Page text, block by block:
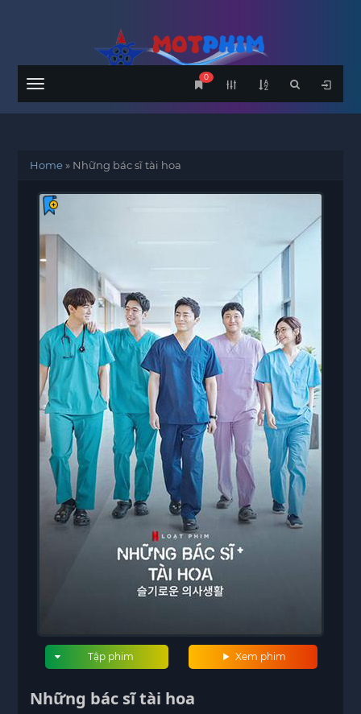
Menu
0
Home» Những bác sĩ tài hoa
Xem phim
Tập phim
Những bác sĩ tài hoa